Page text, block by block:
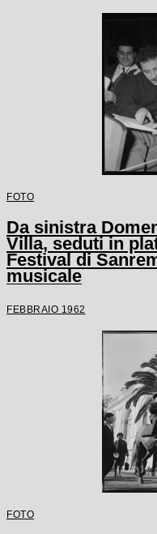
FOTO
Da sinistra
Villa, seduti in
Festival di
musicale
FEBBRAIO 1962
FOTO